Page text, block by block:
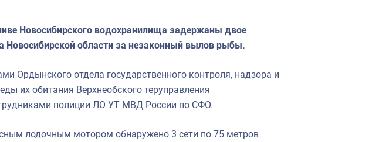
Новосибирского водохранилища задержаны двое
Новосибирской области за незаконный вылов рыбы.
Ордынского отдела государственного контроля, надзора и
их обитания Верхнеобского теруправления
полиции ЛО УТ МВД России по СФО.
лодочным мотором обнаружено 3 сети по 75 метров